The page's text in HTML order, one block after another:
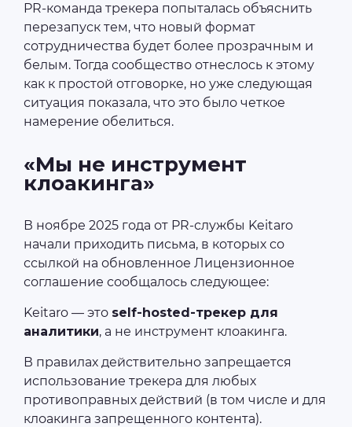
PR-команда трекера попыталась объяснить
перезапуск тем, что новый формат
сотрудничества будет более прозрачным и
белым. Тогда сообщество отнеслось к этому
как к простой отговорке, но уже следующая
ситуация показала, что это было четкое
намерение обелиться.
«Мы не инструмент
клоакинга»
В ноябре 2025 года от PR-службы Keitaro
начали приходить письма, в которых со
ссылкой на обновленное Лицензионное
соглашение сообщалось следующее:
Keitaro — это self-hosted-трекер для
аналитики, а не инструмент клоакинга.
В правилах действительно запрещается
использование трекера для любых
противоправных действий (в том числе и для
клоакинга запрещенного контента).